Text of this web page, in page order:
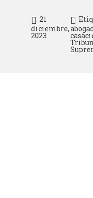
21
diciembre,
2023